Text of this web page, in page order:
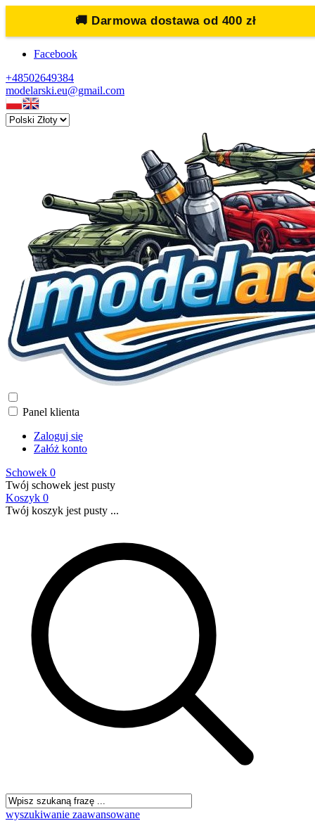
🚚 Darmowa dostawa od 400 zł
Facebook
+48502649384
modelarski.eu@gmail.com
Panel klienta
Zaloguj się
Załóż konto
Schowek 0
Twój schowek jest pusty
Koszyk 0
Twój koszyk jest pusty ...
wyszukiwanie zaawansowane